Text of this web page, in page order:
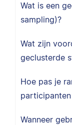
Wat is een
sampling)?
Wat zijn
geclusterde
Hoe pas je
Wanneer